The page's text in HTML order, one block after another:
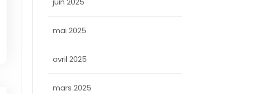
mai 2025
avril 2025
mars 2025